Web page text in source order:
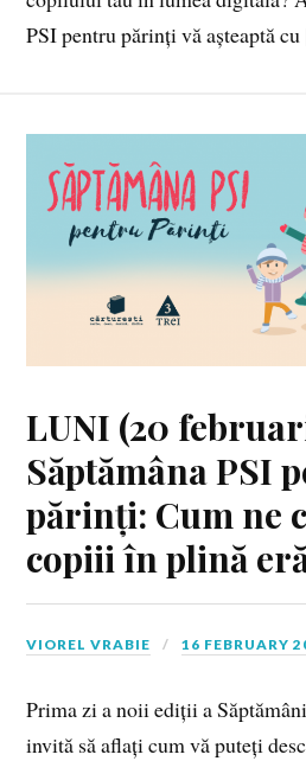
PSI pentru părinți vă așteaptă
LUNI (20
Săptămâna PSI
părinți: Cum ne
copiii în plină
VIOREL VRABIE 16 FEBRUARY
Prima zi a noii ediții a
invită să aflați cum vă puteți